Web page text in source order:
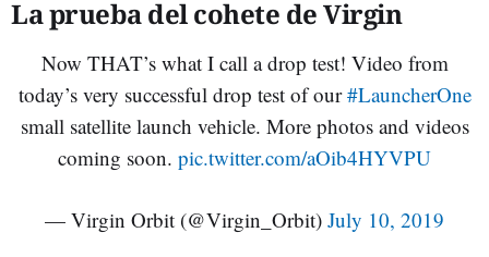
La prueba del cohete de Virgin
Now THAT’s what I call a drop test! Video from
today’s very successful drop test of our#LauncherOne
small satellite launch vehicle. More photos and videos
coming soon. pic.twitter.com/aOib4HYVPU
— Virgin Orbit (@Virgin_Orbit) July 10, 2019